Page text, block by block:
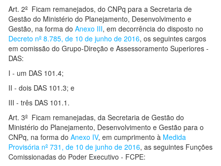
Art. 2º Ficam remanejados, do CNPq para a Secretaria de
Gestão do Ministério do Planejamento, Desenvolvimento e
Gestão, na forma do Anexo III, em decorrência do disposto no
Decreto nº 8.785, de 10 de junho de 2016, os seguintes cargos
em comissão do Grupo-Direção e Assessoramento Superiores -
DAS:
I - um DAS 101.4;
II - dois DAS 101.3; e
III - três DAS 101.1.
Art. 3º Ficam remanejadas, da Secretaria de Gestão do
Ministério do Planejamento, Desenvolvimento e Gestão para o
CNPq, na forma do Anexo IV, em cumprimento à Medida
Provisória nº 731, de 10 de junho de 2016, as seguintes Funções
Comissionadas do Poder Executivo - FCPE: